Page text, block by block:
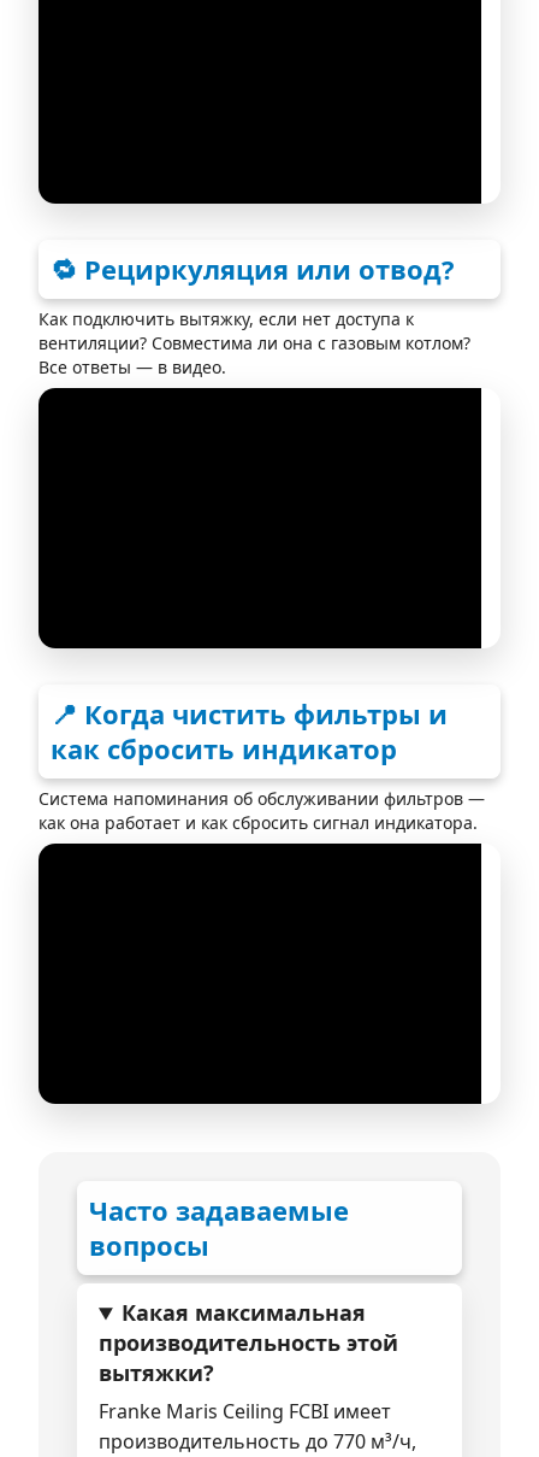
🔁 Рециркуляция или отвод?
Как подключить вытяжку, если нет доступа к
вентиляции? Совместима ли она с газовым котлом?
Все ответы — в видео.
📍 Когда чистить фильтры и
как сбросить индикатор
Система напоминания об обслуживании фильтров —
как она работает и как сбросить сигнал индикатора.
Часто задаваемые
вопросы
Какая максимальная
производительность этой
вытяжки?
Franke Maris Ceiling FCBI имеет
производительность до 770 м³/ч,